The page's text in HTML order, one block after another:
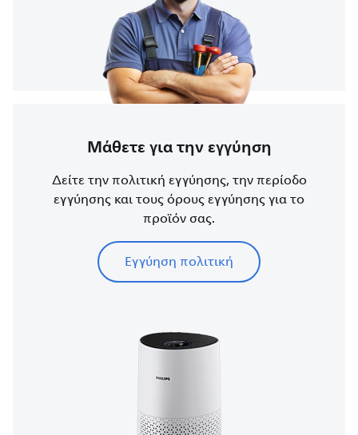
Μάθετε για την εγγύηση
Δείτε την πολιτική εγγύησης, την περίοδο
εγγύησης και τους όρους εγγύησης για το
προϊόν σας.
Εγγύηση πολιτική